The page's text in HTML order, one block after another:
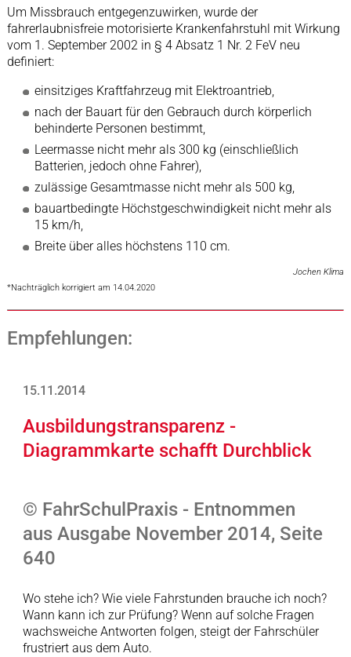
Um Missbrauch entgegenzuwirken, wurde der
fahrerlaubnisfreie motorisierte Krankenfahrstuhl mit Wirkung
vom 1. September 2002 in § 4 Absatz 1 Nr. 2 FeV neu
definiert:
einsitziges Kraftfahrzeug mit Elektroantrieb,
nach der Bauart für den Gebrauch durch körperlich
behinderte Personen bestimmt,
Leermasse nicht mehr als 300 kg (einschließlich
Batterien, jedoch ohne Fahrer),
zulässige Gesamtmasse nicht mehr als 500 kg,
bauartbedingte Höchstgeschwindigkeit nicht mehr als
15 km/h,
Breite über alles höchstens 110 cm.
Jochen Klima
*Nachträglich korrigiert am 14.04.2020
Empfehlungen:
15.11.2014
Ausbildungstransparenz -
Diagrammkarte schafft Durchblick
© FahrSchulPraxis - Entnommen
aus Ausgabe November 2014, Seite
640
Wo stehe ich? Wie viele Fahrstunden brauche ich noch?
Wann kann ich zur Prüfung? Wenn auf solche Fragen
wachsweiche Antworten folgen, steigt der Fahrschüler
frustriert aus dem Auto.